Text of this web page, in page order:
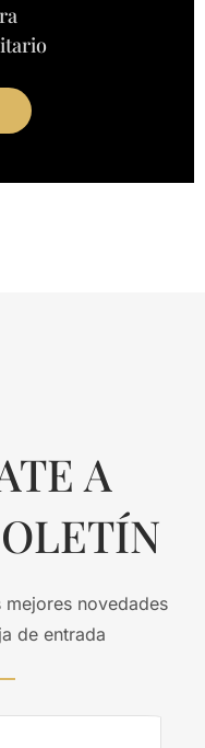
A
novedades
de entrada